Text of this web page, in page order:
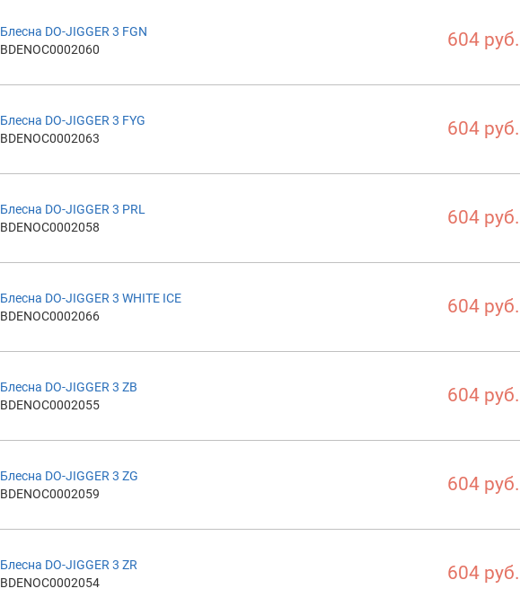
Блесна DO-JIGGER 3 FGN
BDENOC0002060
604 руб.
Блесна DO-JIGGER 3 FYG
BDENOC0002063
604 руб.
Блесна DO-JIGGER 3 PRL
BDENOC0002058
604 руб.
Блесна DO-JIGGER 3 WHITE ICE
BDENOC0002066
604 руб.
Блесна DO-JIGGER 3 ZB
BDENOC0002055
604 руб.
Блесна DO-JIGGER 3 ZG
BDENOC0002059
604 руб.
Блесна DO-JIGGER 3 ZR
BDENOC0002054
604 руб.